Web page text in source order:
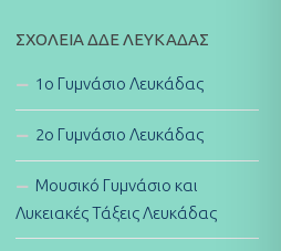
ΣΧΟΛΕΊΑ ΔΔΕ ΛΕΥΚΆΔΑΣ
1ο Γυμνάσιο Λευκάδας
2ο Γυμνάσιο Λευκάδας
Μουσικό Γυμνάσιο και
Λυκειακές Τάξεις Λευκάδας